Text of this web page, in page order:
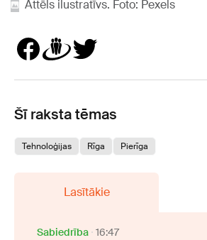
Attēls ilustratīvs. Foto: Pexels
Šī raksta tēmas
Tehnoloģijas Rīga Pierīga
Lasītākie
Sabiedrība 16:47